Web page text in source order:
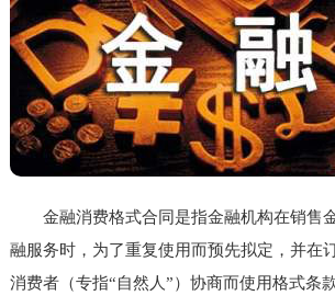
金融消费格式合同是指金融机构在销售
融服务时，为了重复使用而预先拟定，并在
消费者（专指“自然人”）协商而使用格式条